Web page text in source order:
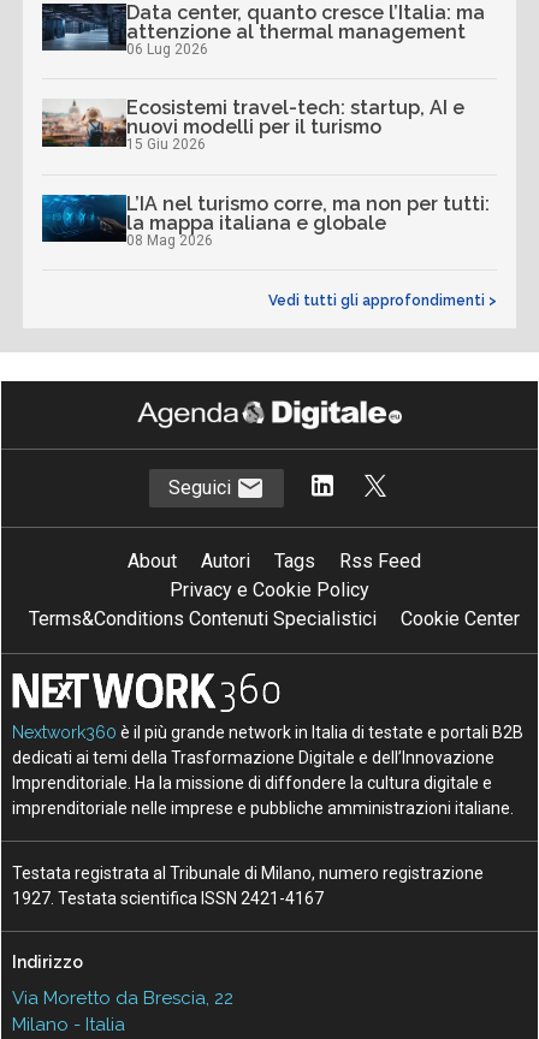
Data center, quanto cresce l’Italia: ma
attenzione al thermal management
06 Lug 2026
Ecosistemi travel-tech: startup, AI e
nuovi modelli per il turismo
15 Giu 2026
L’IA nel turismo corre, ma non per tutti:
la mappa italiana e globale
08 Mag 2026
Vedi tutti gli approfondimenti >
Seguici
About Autori Tags
Rss Feed
Privacy e Cookie Policy
Terms&Conditions Contenuti Specialistici
Cookie Center
Nextwork360 è il più grande network in Italia di testate e portali B2B
dedicati ai temi della Trasformazione Digitale e dell’Innovazione
Imprenditoriale. Ha la missione di diffondere la cultura digitale e
imprenditoriale nelle imprese e pubbliche amministrazioni italiane.
Testata registrata al Tribunale di Milano, numero registrazione
1927. Testata scientifica ISSN 2421-4167
Indirizzo
Via Moretto da Brescia, 22
Milano - Italia